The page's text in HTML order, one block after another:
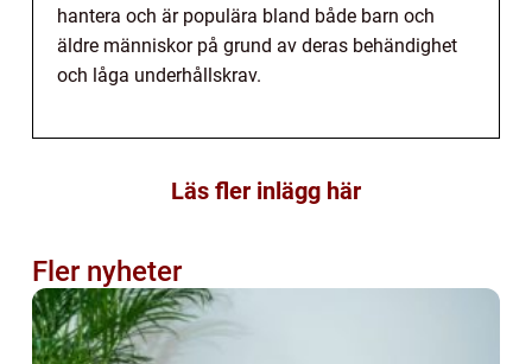
hantera och är populära bland både barn och
äldre människor på grund av deras behändighet
och låga underhållskrav.
Läs fler inlägg här
Fler nyheter